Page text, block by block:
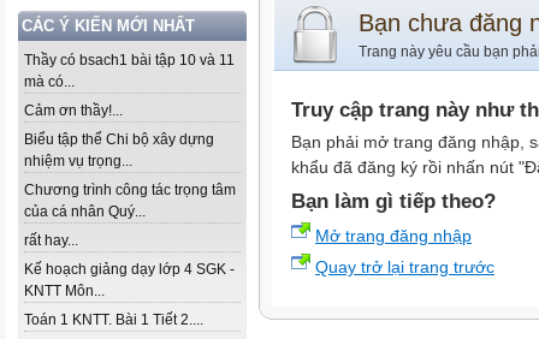
CÁC Ý KIẾN MỚI NHẤT
Thầy có bsach1 bài tập 10 và 11
mà có...
Cảm ơn thầy!...
Biểu tập thể Chi bộ xây dựng
nhiệm vụ trọng...
Chương trình công tác trọng tâm
của cá nhân Quý...
rất hay...
Kế hoạch giảng dạy lớp 4 SGK -
KNTT Môn...
Toán 1 KNTT. Bài 1 Tiết 2....
Bạn chưa đăng
Trang này yêu cầu bạn
Truy cập trang này như
Bạn phải mở trang đăng nhập,
khẩu đã đăng ký rồi nhấn nút
Bạn làm gì tiếp theo?
Mở trang đăng nhập
Quay trở lại trang trước